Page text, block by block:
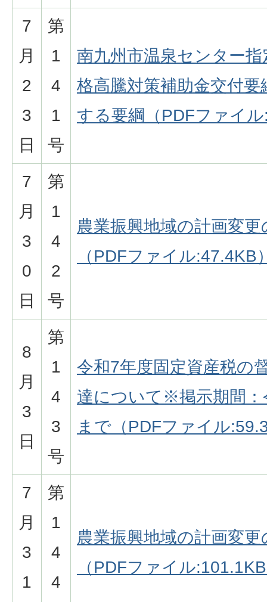
7
月
2
3
日
第
1
4
1
号
南九州市温泉センター
格高騰対策補助金交付
する要綱（PDFファイ
7
月
3
0
日
第
1
4
2
号
農業振興地域の計画変
（PDFファイル:47.4KB
8
月
3
日
第
1
4
3
号
令和7年度固定資産税の
達について※掲示期間：
まで（PDFファイル
7
月
3
1
第
1
4
4
農業振興地域の計画変
（PDFファイル